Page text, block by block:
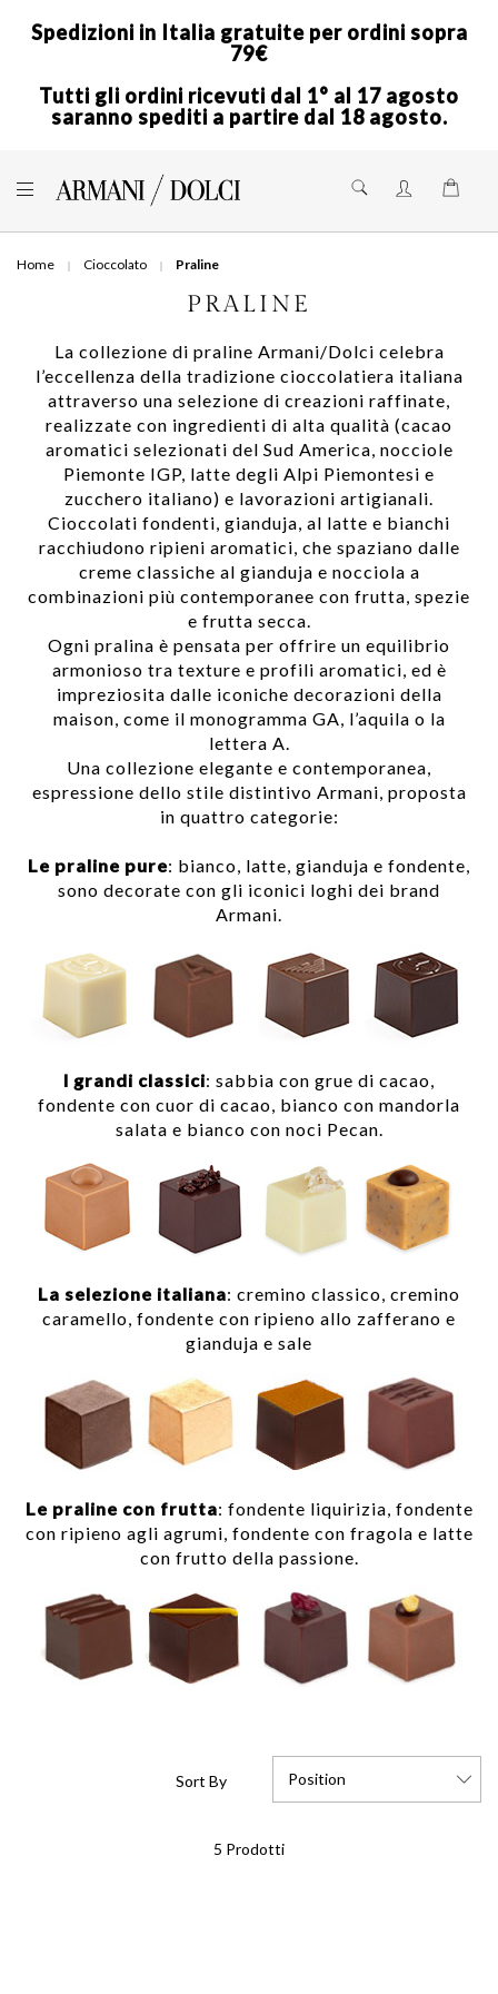
Spedizioni in Italia gratuite per ordini sopra
79€
Tutti gli ordini ricevuti dal 1° al 17 agosto
saranno spediti a partire dal 18 agosto.
Home Cioccolato Praline
PRALINE
La collezione di praline Armani/Dolci celebra
l’eccellenza della tradizione cioccolatiera italiana
attraverso una selezione di creazioni raffinate,
realizzate con ingredienti di alta qualità (cacao
aromatici selezionati del Sud America, nocciole
Piemonte IGP, latte degli Alpi Piemontesi e
zucchero italiano) e lavorazioni artigianali.
Cioccolati fondenti, gianduja, al latte e bianchi
racchiudono ripieni aromatici, che spaziano dalle
creme classiche al gianduja e nocciola a
combinazioni più contemporanee con frutta, spezie
e frutta secca.
Ogni pralina è pensata per offrire un equilibrio
armonioso tra texture e profili aromatici, ed è
impreziosita dalle iconiche decorazioni della
maison, come il monogramma GA, l’aquila o la
lettera A.
Una collezione elegante e contemporanea,
espressione dello stile distintivo Armani, proposta
in quattro categorie:
Le praline pure: bianco, latte, gianduja e fondente,
sono decorate con gli iconici loghi dei brand
Armani.
I grandi classici: sabbia con grue di cacao,
fondente con cuor di cacao, bianco con mandorla
salata e bianco con noci Pecan.
La selezione italiana: cremino classico, cremino
caramello, fondente con ripieno allo zafferano e
gianduja e sale
Le praline con frutta: fondente liquirizia, fondente
con ripieno agli agrumi, fondente con fragola e latte
con frutto della passione.
5 Prodotti
Sort By Position